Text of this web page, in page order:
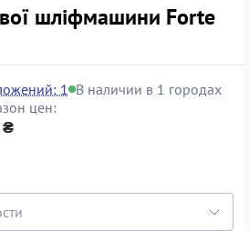
шліфмашини Forte
1 В наличии в 1 городах
цен:
₴